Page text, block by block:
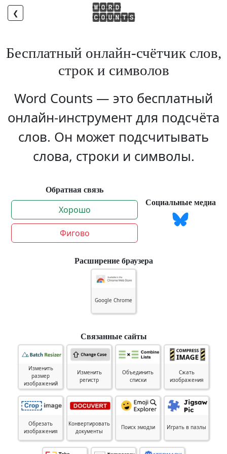
❮
Бесплатный онлайн-счётчик слов,
строк и символов
Word Counts — это бесплатный
онлайн-инструмент для подсчёта
слов. Он может подсчитывать
слова, строки и символы.
Обратная связь
Хорошо
Фигово
Социальные медиа
Расширение браузера
Google Chrome
Связанные сайты
Изменить
размер
изображений
Изменить
регистр
Объединить
списки
Сжать
изображения
Обрезать
изображения
Конвертировать
документы
Поиск эмодзи Играть в пазлы